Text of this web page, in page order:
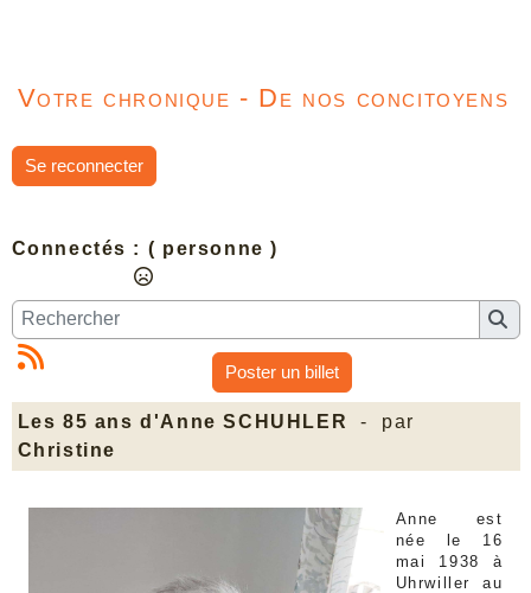
Votre chronique - De nos concitoyens
Se reconnecter
Connectés : ( personne )
Poster un billet
Les 85 ans d'Anne SCHUHLER
- par
Christine
Anne est
née le 16
mai 1938 à
Uhrwiller au